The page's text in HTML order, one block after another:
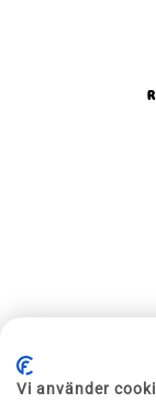
Vi använder